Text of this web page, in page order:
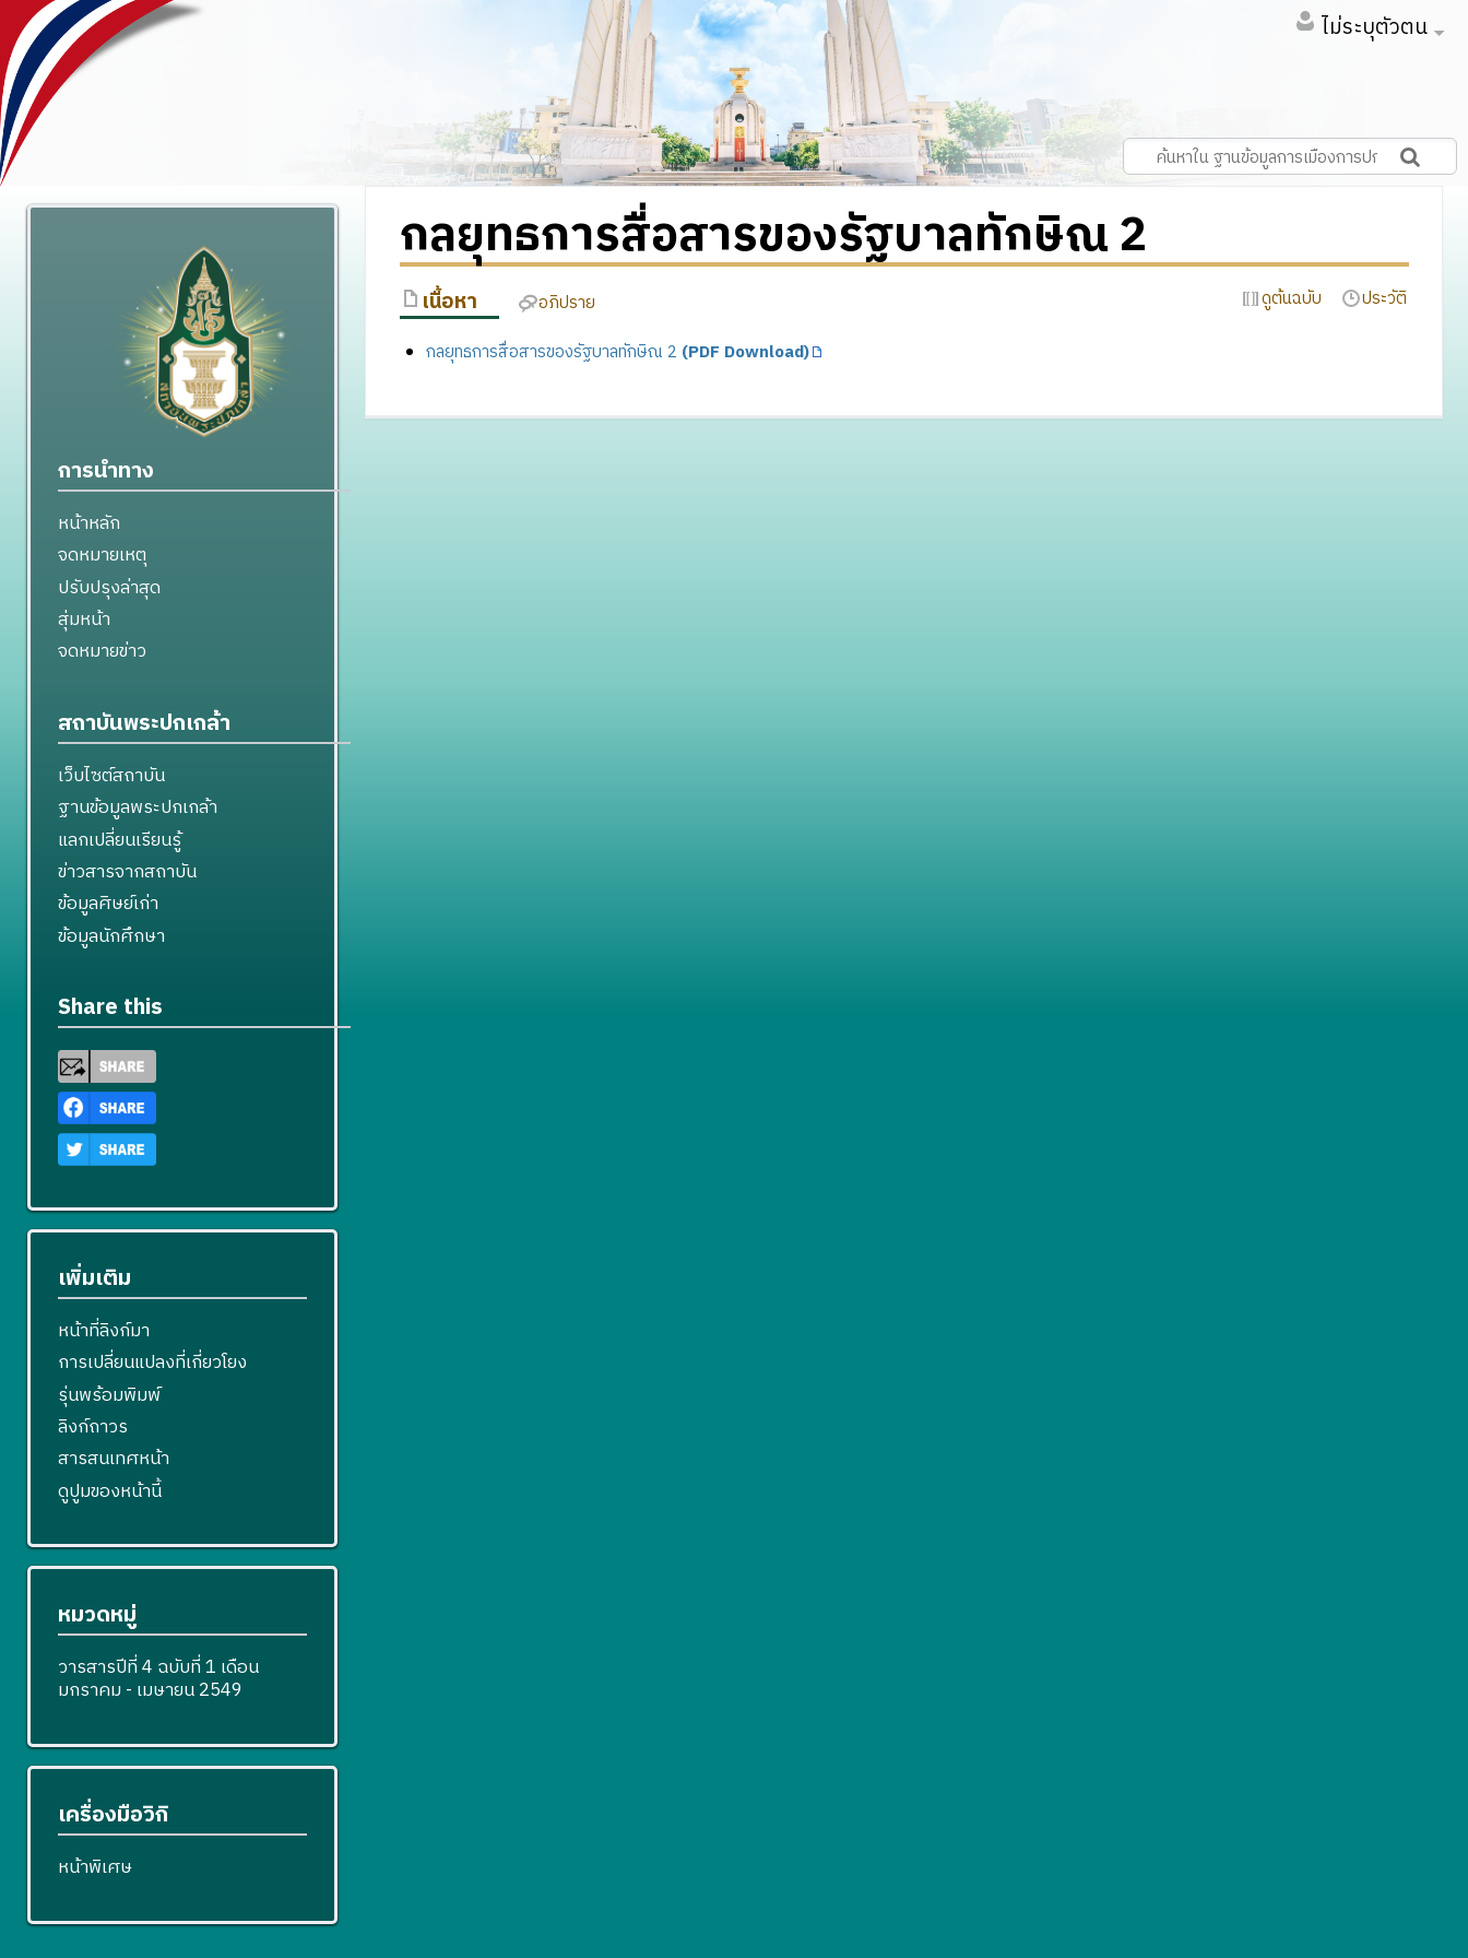
ไม่ระบุตัวตน
กลยุทธการสื่อสารของรัฐบาลทักษิณ 2
เนื้อหา อภิปราย ดูต้นฉบับ
ประวัติ
กลยุทธการสื่อสารของรัฐบาลทักษิณ 2 (PDF Download)
การนำทาง
หน้าหลัก
จดหมายเหตุ
ปรับปรุงล่าสุด
สุ่มหน้า
จดหมายข่าว
สถาบันพระปกเกล้า
เว็บไซต์สถาบัน
ฐานข้อมูลพระปกเกล้า
แลกเปลี่ยนเรียนรู้
ข่าวสารจากสถาบัน
ข้อมูลศิษย์เก่า
ข้อมูลนักศึกษา
Share this
เพิ่มเติม
หน้าที่ลิงก์มา
การเปลี่ยนแปลงที่เกี่ยวโยง
รุ่นพร้อมพิมพ์
ลิงก์ถาวร
สารสนเทศหน้า
ดูปูมของหน้านี้
หมวดหมู่
วารสารปีที่ 4 ฉบับที่ 1 เดือน
มกราคม - เมษายน 2549
เครื่องมือวิกิ
หน้าพิเศษ